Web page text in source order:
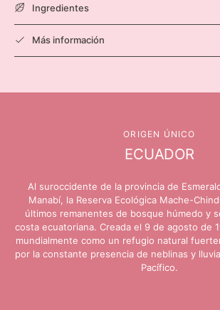
Ingredientes
Más información
ORIGEN ÚNICO
ECUADOR
Al suroccidente de la provincia de
Manabí, la Reserva Ecológica Mache-
últimos remanentes de bosque húmedo y
costa ecuatoriana. Creada el 9 de agosto de
mundialmente como un refugio natural
por la constante presencia de neblinas y
Pacífico.